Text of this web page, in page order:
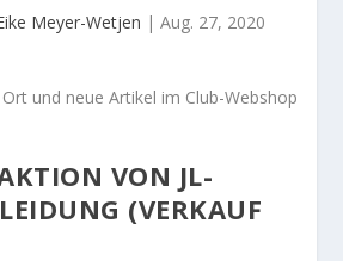
Meyer-Wetjen | Aug. 27, 2020
VON JL-
(VERKAUF